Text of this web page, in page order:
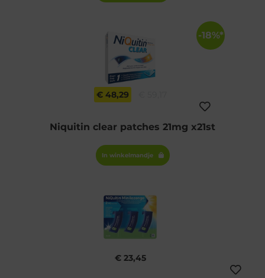
-18%*
€ 48,29
Niquitin clear patches 21mg x21st
€ 23,45